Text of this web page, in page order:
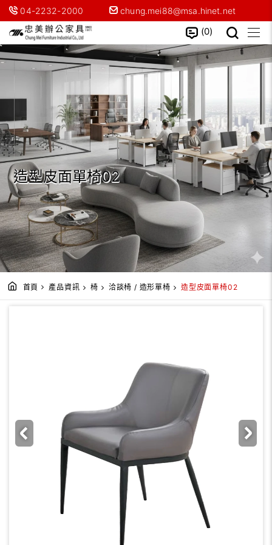
04-2232-2000 chung.mei88@msa.hinet.net
0
造型皮面單椅02
首頁 產品資訊 椅 洽談椅 / 造形單椅 造型皮面單椅02